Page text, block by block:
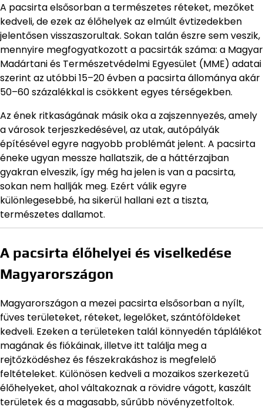
A pacsirta elsősorban a természetes réteket, mezőket
kedveli, de ezek az élőhelyek az elmúlt évtizedekben
jelentősen visszaszorultak. Sokan talán észre sem veszik,
mennyire megfogyatkozott a pacsirták száma: a Magyar
Madártani és Természetvédelmi Egyesület (MME) adatai
szerint az utóbbi 15–20 évben a pacsirta állománya akár
50–60 százalékkal is csökkent egyes térségekben.
Az ének ritkaságának másik oka a zajszennyezés, amely
a városok terjeszkedésével, az utak, autópályák
építésével egyre nagyobb problémát jelent. A pacsirta
éneke ugyan messze hallatszik, de a háttérzajban
gyakran elveszik, így még ha jelen is van a pacsirta,
sokan nem hallják meg. Ezért válik egyre
különlegesebbé, ha sikerül hallani ezt a tiszta,
természetes dallamot.
A pacsirta élőhelyei és viselkedése
Magyarországon
Magyarországon a mezei pacsirta elsősorban a nyílt,
füves területeket, réteket, legelőket, szántóföldeket
kedveli. Ezeken a területeken talál könnyedén táplálékot
magának és fiókáinak, illetve itt találja meg a
rejtőzködéshez és fészekrakáshoz is megfelelő
feltételeket. Különösen kedveli a mozaikos szerkezetű
élőhelyeket, ahol váltakoznak a rövidre vágott, kaszált
területek és a magasabb, sűrűbb növényzetfoltok.